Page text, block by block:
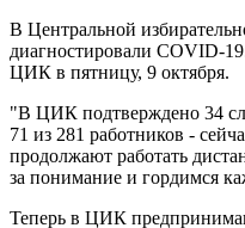
В Центральной
диагностировали COVID-
ЦИК в пятницу, 9 октября.
"В ЦИК подтверждено 34
71 из 281 работников -
продолжают работать
за понимание и гордимся
Теперь в ЦИК